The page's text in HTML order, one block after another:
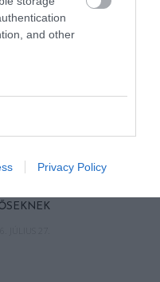
and other
Privacy Policy
A TEMPLOM
ÍGY NÉZHET KI A